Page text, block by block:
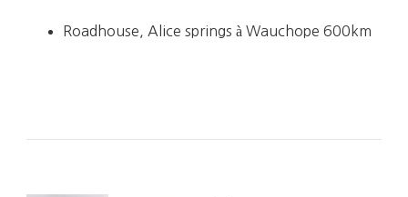
Roadhouse, Alice springs à Wauchope 600km